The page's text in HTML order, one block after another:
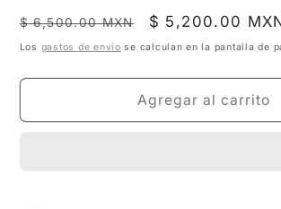
Precio
habitual
$ 6,500.00 MXN
Precio
de
$ 5,200.00
Los gastos de envío se calculan en la pantalla de
Agregar al carrito